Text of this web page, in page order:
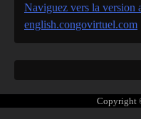
Naviguez vers la version
english.congovirtuel.com
Copyright